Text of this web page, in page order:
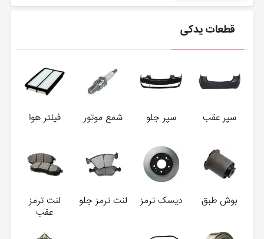
قطعات یدکی
سپر عقب سپر جلو شمع موتور فیلتر هوا
بوش طبق دیسک ترمز لنت ترمز جلو
لنت ترمز
عقب